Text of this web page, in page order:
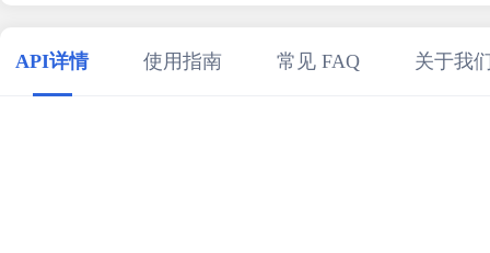
API详情 使用指南 常见 FAQ 关于我